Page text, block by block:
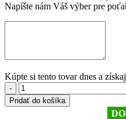
Napíšte nám Váš výber pre
Kúpte si tento tovar dnes a
množstvo
Pula
Pridať do košíka